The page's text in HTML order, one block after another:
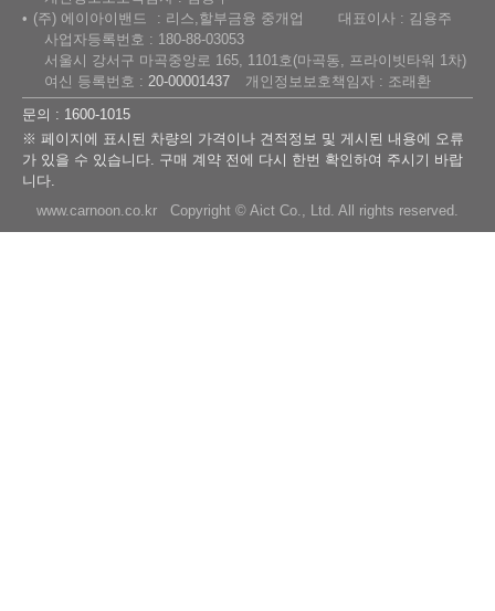
(주) 에이아이밴드
리스,할부금융 중개업
대표이사 : 김용주
사업자등록번호 : 180-88-03053
서울시 강서구 마곡중앙로 165, 1101호(마곡동, 프라이빗타워 1차)
여신 등록번호 : 20-00001437
개인정보보호책임자 : 조래환
문의 : 1600-1015
※ 페이지에 표시된 차량의 가격이나 견적정보 및 게시된 내용에 오류
가 있을 수 있습니다. 구매 계약 전에 다시 한번 확인하여 주시기 바랍
니다.
www.carnoon.co.kr Copyright © Aict Co., Ltd. All rights reserved.